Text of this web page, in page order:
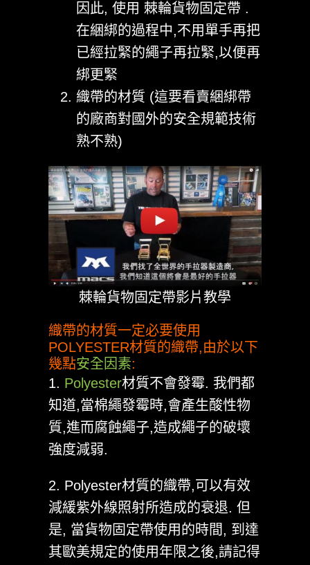
因此, 使用 棘輪貨物固定帶 .
在綑綁的過程中,不用單手再把
已經拉緊的繩子再拉緊,以便再
綁更緊
織帶的材質 (這要看賣綑綁帶
的廠商對國外的安全規範技術
熟不熟)
棘輪貨物固定帶影片教學
織帶的材質一定必要使用
POLYESTER材質的織帶,由於以下
幾點安全因素:
1. Polyester材質不會發霉. 我們都
知道,當棉繩發霉時,會產生酸性物
質,進而腐蝕繩子,造成繩子的破壞
強度減弱.
2. Polyester材質的織帶,可以有效
減緩紫外線照射所造成的衰退. 但
是, 當貨物固定帶使用的時間, 到達
其歐美規定的使用年限之後,請記得